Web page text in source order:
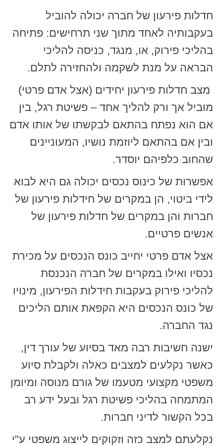
חדלות פירעון של חברה יכולה להוביל
בעקבותיה לאחד מתוך שני תרחישים: פתיחה
בהליכי פירוק, או, מנגד, כניסה להליכי
הבראה על מנת לשקמה ולהחזירה לתלם.
מצב חדלות פירעון יחידים (אצל אדם פרטי)
מוביל אך ורק להליך אחד – פשיטת רגל, בין
אם הוא נפתח בהתאם לבקשתו של אותו אדם
ובין אם בהתאם ליוזמת נושיו, המעוניינים
שהחוב כלפיהם יוסדר.
אפשרות של כינוס נכסים יכולה גם היא לבוא
לידי ביטוי, הן במקרים של חידלות פירעון של
חברות והן במקרים של חדלות פירעון של
אנשים פרטיים.
אצל אדם פרטי יחייב כונס הנכסים על מכירת
נכסיו ואילו במקרים של חברה הנכנסת
להליכי פירוק בעקבות חידלות הפירעון, מינויו
של כונס הנכסים היא הקפאת אותם הליכים
נגד החברה.
ישנה חשיבות רבה מאד בסיוע של עורך דין,
כאשר נקלעים למצבים כאלה ולקבלת סיוע
משפטי מקצועי מטעמו של גורם מנוסה ומיומן
המתמחה בהליכי פשיטת רגל ובעל ידע רב
בכל הקשור לדיני חברות.
נקלעתם למצב כזה וזקוקים לייצוג משפטי ע"י